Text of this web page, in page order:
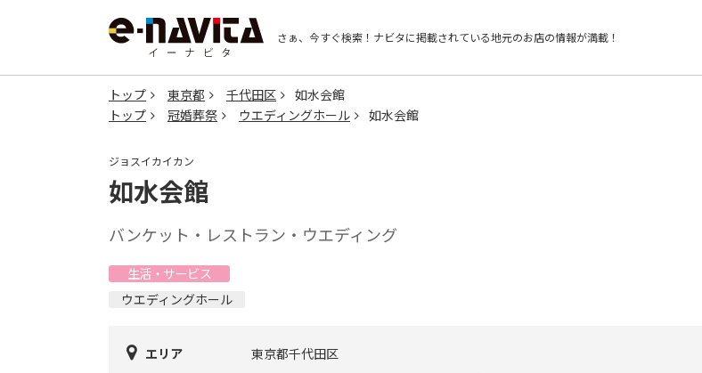
さぁ、今すぐ検索！ ナビタに掲載されている地元のお店の情報が満載！
トップ 東京都 千代田区
如水会館
トップ
冠婚葬祭 ウエディングホール 如水会館
ジョスイカイカン
如水会館
バンケット・レストラン・ウエディング
生活・サービス
ウエディングホール
エリア
東京都千代田区